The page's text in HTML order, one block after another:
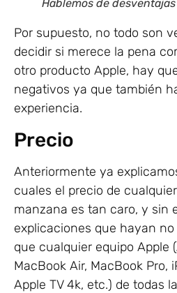
Hablemos de desventajas
Por supuesto, no todo son
decidir si merece la pena
otro producto Apple, hay
negativos ya que también
experiencia.
Precio
Anteriormente ya
cuales el precio de
manzana es tan caro, y sin
explicaciones que hayan
que cualquier equipo Apple
MacBook Air, MacBook Pro,
Apple TV 4k, etc.) de todas